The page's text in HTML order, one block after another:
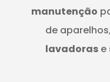
manutenção
de
lavadoras e